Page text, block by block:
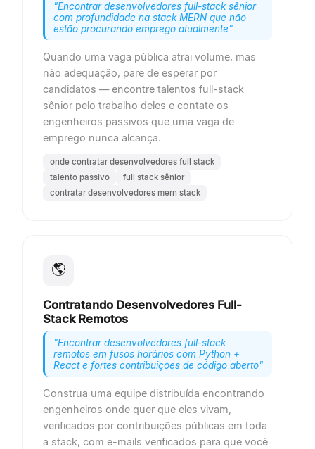
"Encontrar desenvolvedores full-stack sênior
com profundidade na stack MERN que não
estão procurando emprego atualmente"
Quando uma vaga pública atrai volume, mas
não adequação, pare de esperar por
candidatos — encontre talentos full-stack
sênior pelo trabalho deles e contate os
engenheiros passivos que uma vaga de
emprego nunca alcança.
onde contratar desenvolvedores full stack
talento passivo
full stack sênior
contratar desenvolvedores mern stack
🌎
Contratando Desenvolvedores Full-
Stack Remotos
"Encontrar desenvolvedores full-stack
remotos em fusos horários com Python +
React e fortes contribuições de código aberto"
Construa uma equipe distribuída encontrando
engenheiros onde quer que eles vivam,
verificados por contribuições públicas em toda
a stack, com e-mails verificados para que você